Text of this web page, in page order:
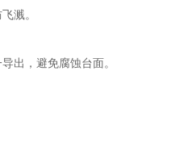
溅。
，避免腐蚀台面。